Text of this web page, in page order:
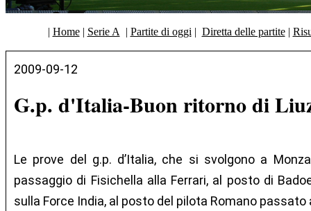
| Home| Serie A | Partite di oggi | Diretta delle partite|
2009-09-12
G.p. d'Italia-Buon ritorno di
Le prove del g.p. d’Italia, che si svolgono a
passaggio di Fisichella alla Ferrari, al posto di
sulla Force India, al posto del pilota Romano